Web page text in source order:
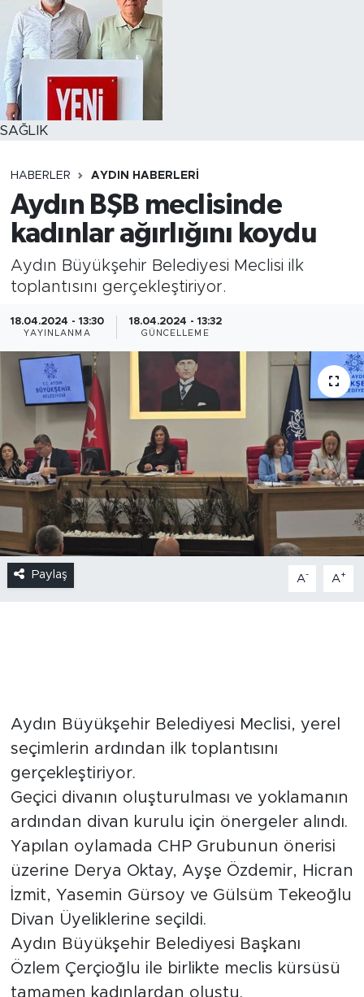
SAĞLIK
HABERLER AYDIN HABERLERI
Aydın BŞB meclisinde
kadınlar ağırlığını koydu
Aydın Büyükşehir Belediyesi Meclisi ilk
toplantısını gerçekleştiriyor.
18.04.2024 - 13:30
YAYINLANMA
18.04.2024 - 13:32
GÜNCELLEME
Paylaş A- A+
Aydın Büyükşehir Belediyesi Meclisi, yerel
seçimlerin ardından ilk toplantısını
gerçekleştiriyor.
Geçici divanın oluşturulması ve yoklamanın
ardından divan kurulu için önergeler alındı.
Yapılan oylamada CHP Grubunun önerisi
üzerine Derya Oktay, Ayşe Özdemir, Hicran
İzmit, Yasemin Gürsoy ve Gülsüm Tekeoğlu
Divan Üyeliklerine seçildi.
Aydın Büyükşehir Belediyesi Başkanı
Özlem Çerçioğlu ile birlikte meclis kürsüsü
tamamen kadınlardan oluştu.